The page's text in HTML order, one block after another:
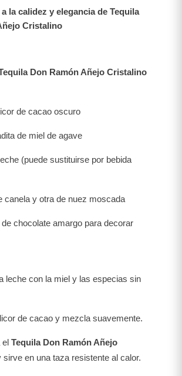
la calidez y elegancia de Tequila
Cristalino
Don Ramón Añejo Cristalino
de cacao oscuro
de miel de agave
(puede sustituirse por bebida
canela y otra de nuez moscada
de chocolate amargo para decorar
leche con la miel y las especias sin
de cacao y mezcla suavemente.
el Tequila Don Ramón Añejo
sirve en una taza resistente al calor.